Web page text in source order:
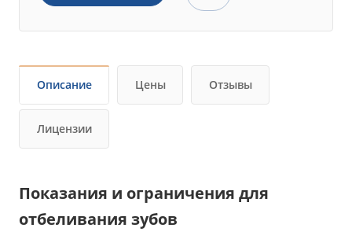
Описание Цены Отзывы
Лицензии
Показания и ограничения для
отбеливания зубов